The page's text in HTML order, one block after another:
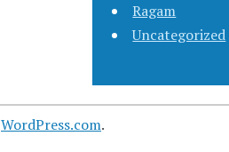
Ragam
Uncategorized
WordPress.com.